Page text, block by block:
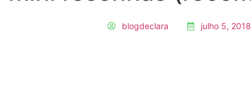
blogdeclara julho 5, 2018